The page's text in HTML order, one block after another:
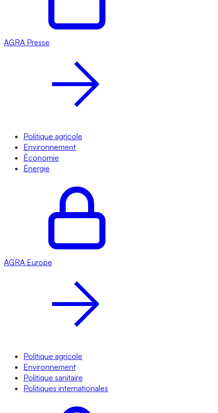
AGRA Presse
Politique agricole
Environnement
Économie
Énergie
AGRA Europe
Politique agricole
Environnement
Politique sanitaire
Politiques internationales